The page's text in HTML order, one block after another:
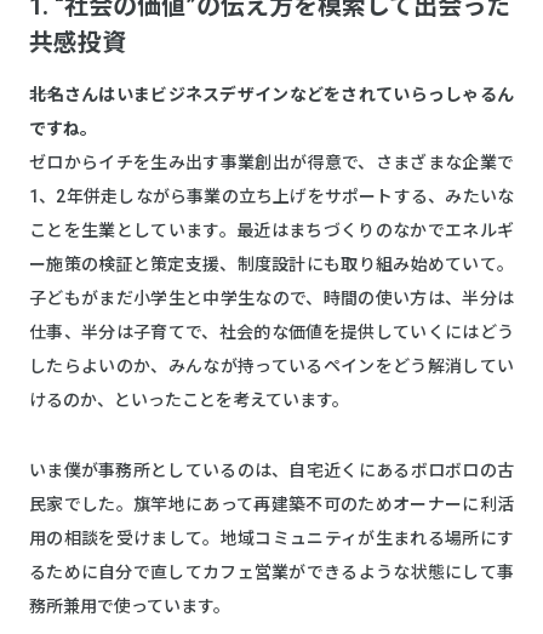
1. “社会の価値”の伝え方を模索して出会った
共感投資
――北名さんはいまビジネスデザインなどをされていらっしゃるん
ですね。
ゼロからイチを生み出す事業創出が得意で、さまざまな企業で
1、2年併走しながら事業の立ち上げをサポートする、みたいな
ことを生業としています。最近はまちづくりのなかでエネルギ
ー施策の検証と策定支援、制度設計にも取り組み始めていて。
子どもがまだ小学生と中学生なので、時間の使い方は、半分は
仕事、半分は子育てで、社会的な価値を提供していくにはどう
したらよいのか、みんなが持っているペインをどう解消してい
けるのか、といったことを考えています。
いま僕が事務所としているのは、自宅近くにあるボロボロの古
民家でした。旗竿地にあって再建築不可のためオーナーに利活
用の相談を受けまして。地域コミュニティが生まれる場所にす
るために自分で直してカフェ営業ができるような状態にして事
務所兼用で使っています。